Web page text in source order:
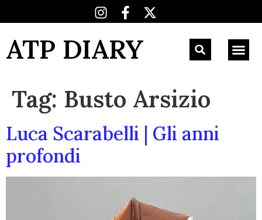
ATP DIARY
Tag: Busto Arsizio
Luca Scarabelli | Gli anni
profondi